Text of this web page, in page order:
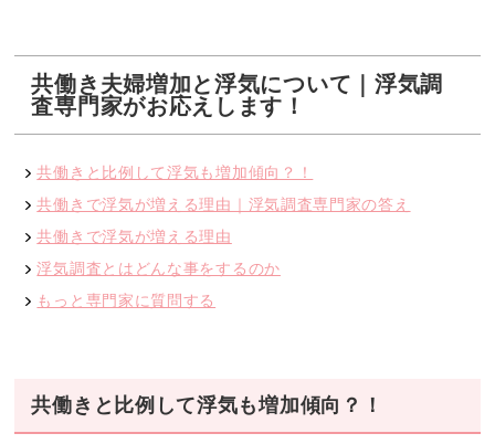
共働き夫婦増加と浮気について｜浮気調
査専門家がお応えします！
共働きと比例して浮気も増加傾向？！
共働きで浮気が増える理由｜浮気調査専門家の答え
共働きで浮気が増える理由
浮気調査とはどんな事をするのか
もっと専門家に質問する
共働きと比例して浮気も増加傾向？！